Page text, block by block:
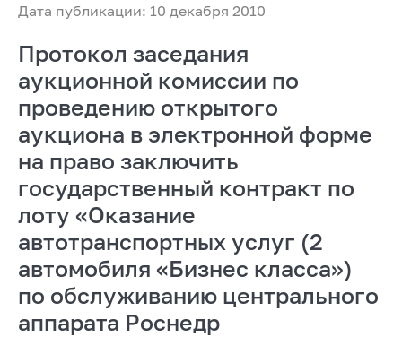
Дата публикации: 10 декабря 2010
Протокол заседания
аукционной комиссии по
проведению открытого
аукциона в электронной форме
на право заключить
государственный контракт по
лоту «Оказание
автотранспортных услуг (2
автомобиля «Бизнес класса»)
по обслуживанию центрального
аппарата Роснедр